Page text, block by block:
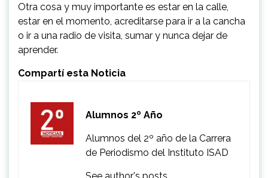
Otra cosa y muy importante es estar en la calle,
estar en el momento, acreditarse para ir a la cancha
o ir a una radio de visita, sumar y nunca dejar de
aprender.
Compartí esta Noticia
Alumnos 2º Año
Alumnos del 2º año de la Carrera
de Periodismo del Instituto ISAD
See author's posts